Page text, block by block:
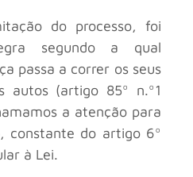
do processo, foi
segundo a qual
passa a correr os seus
autos (artigo 85º n.º1
a atenção para
constante do artigo 6º
à Lei.